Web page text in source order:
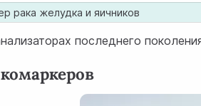
рака желудка и яичников
последнего